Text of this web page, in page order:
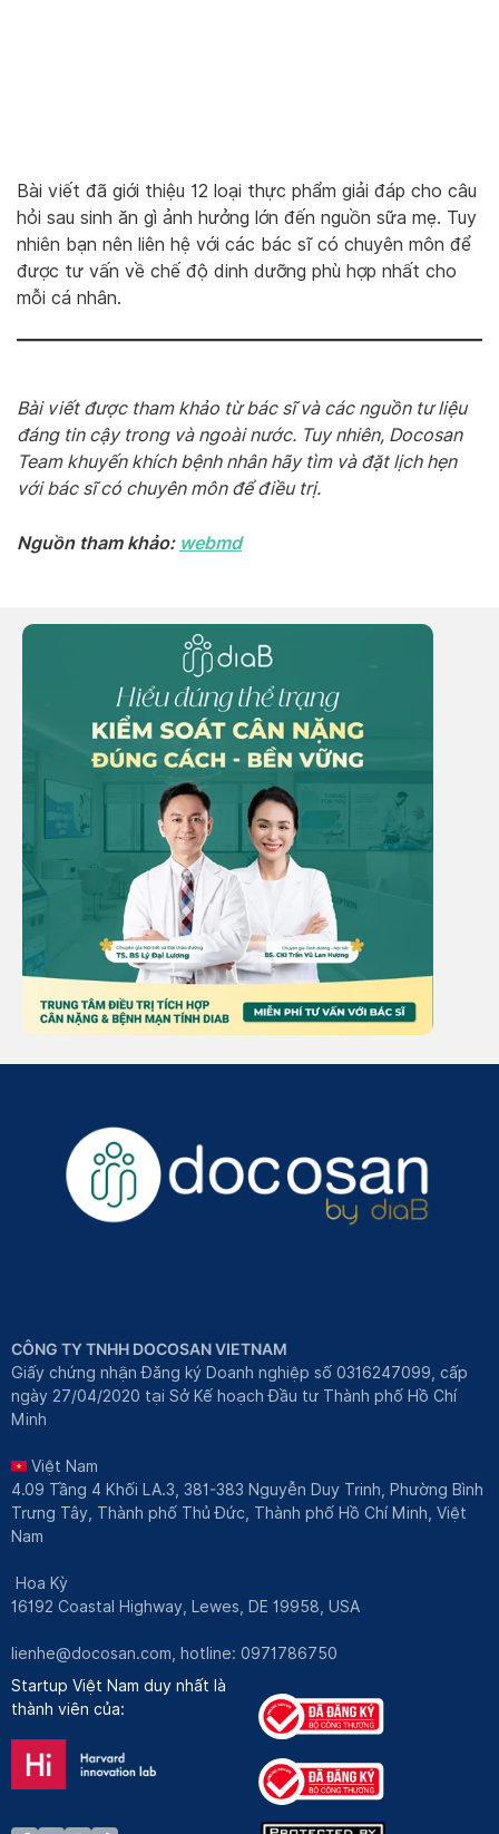
Bài viết đã giới thiệu 12 loại thực phẩm giải đáp cho câu
hỏi sau sinh ăn gì ảnh hưởng lớn đến nguồn sữa mẹ. Tuy
nhiên bạn nên liên hệ với các bác sĩ có chuyên môn để
được tư vấn về chế độ dinh dưỡng phù hợp nhất cho
mỗi cá nhân.
Bài viết được tham khảo từ bác sĩ và các nguồn tư liệu
đáng tin cậy trong và ngoài nước. Tuy nhiên, Docosan
Team khuyến khích bệnh nhân hãy tìm và đặt lịch hẹn
với bác sĩ có chuyên môn để điều trị.
Nguồn tham khảo: webmd
CÔNG TY TNHH DOCOSAN VIETNAM
Giấy chứng nhận Đăng ký Doanh nghiệp số 0316247099, cấp
ngày 27/04/2020 tại Sở Kế hoạch Đầu tư Thành phố Hồ Chí
Minh
Việt Nam
4.09 Tầng 4 Khối LA.3, 381-383 Nguyễn Duy Trinh, Phường Bình
Trưng Tây, Thành phố Thủ Đức, Thành phố Hồ Chí Minh, Việt
Nam
Hoa Kỳ
16192 Coastal Highway, Lewes, DE 19958, USA
lienhe@docosan.com , hotline: 0971786750
Startup Việt Nam duy nhất là
thành viên của: